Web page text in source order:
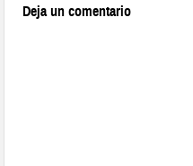
Deja un comentario